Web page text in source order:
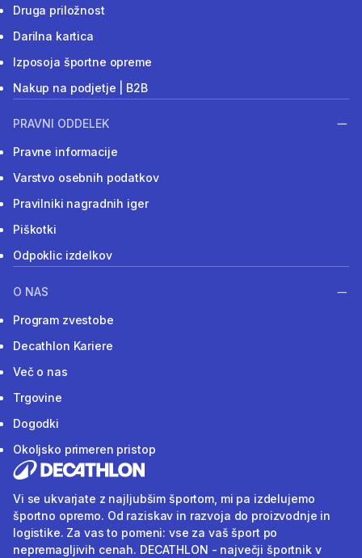
Druga priložnost
Darilna kartica
Izposoja športne opreme
Nakup na podjetje | B2B
PRAVNI ODDELEK
Pravne informacije
Varstvo osebnih podatkov
Pravilniki nagradnih iger
Piškotki
Odpoklic izdelkov
O NAS
Program zvestobe
Decathlon Kariere
Več o nas
Trgovine
Dogodki
Okoljsko primeren pristop
Vi se ukvarjate z najljubšim športom, mi pa izdelujemo
športno opremo. Od raziskav in razvoja do proizvodnje in
logistike. Za vas to pomeni: vse za vaš šport po
nepremagljivih cenah. DECATHLON - največji športnik v